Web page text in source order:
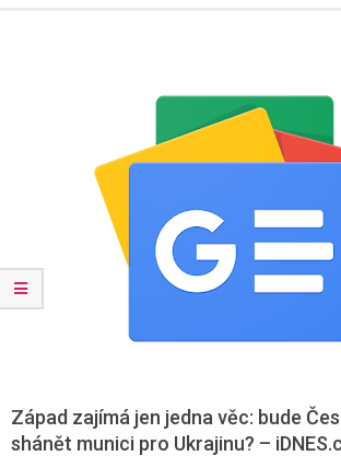
Západ zajímá jen jedna věc: bude
shánět munici pro Ukrajinu? –